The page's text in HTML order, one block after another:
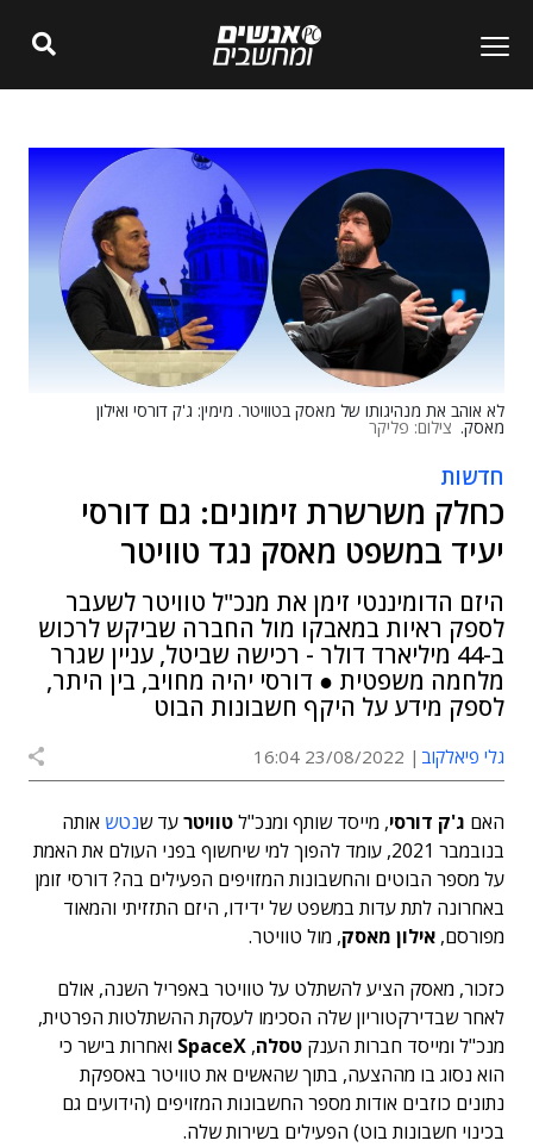
לא אוהב את מנהיגותו של מאסק בטוויטר. מימין: ג'ק דורסי ואילון
מאסק. צילום: פליקר
חדשות
כחלק משרשרת זימונים: גם דורסי
יעיד במשפט מאסק נגד טוויטר
היזם הדומיננטי זימן את מנכ"ל טוויטר לשעבר
לספק ראיות במאבקו מול החברה שביקש לרכוש
ב-44 מיליארד דולר - רכישה שביטל, עניין שגרר
מלחמה משפטית ● דורסי יהיה מחויב, בין היתר,
לספק מידע על היקף חשבונות הבוט
גלי פיאלקוב 23/08/2022 16:04
האם ג'ק דורסי, מייסד שותף ומנכ"לטוויטרעד שנטש אותה
בנובמבר 2021, עומד להפוך למי שיחשוף בפני העולם את האמת
על מספר הבוטים והחשבונות המזויפים הפעילים בה? דורסי זומן
באחרונה לתת עדות במשפט של ידידו, היזם התזזיתי והמאוד
מפורסם, אילון מאסק, מול טוויטר.
כזכור, מאסק הציע להשתלט על טוויטר באפריל השנה, אולם
לאחר שבדירקטוריון שלה הסכימו לעסקת ההשתלטות הפרטית,
מנכ"ל ומייסד חברות הענק טסלה,
SpaceX ואחרות בישר כי
הוא נסוג בו מההצעה, בתוך שהאשים את טוויטר באספקת
נתונים כוזבים אודות מספר החשבונות המזויפים (הידועים גם
בכינוי חשבונות בוט) הפעילים בשירות שלה.